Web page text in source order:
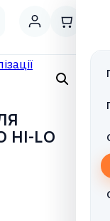
HI-LO